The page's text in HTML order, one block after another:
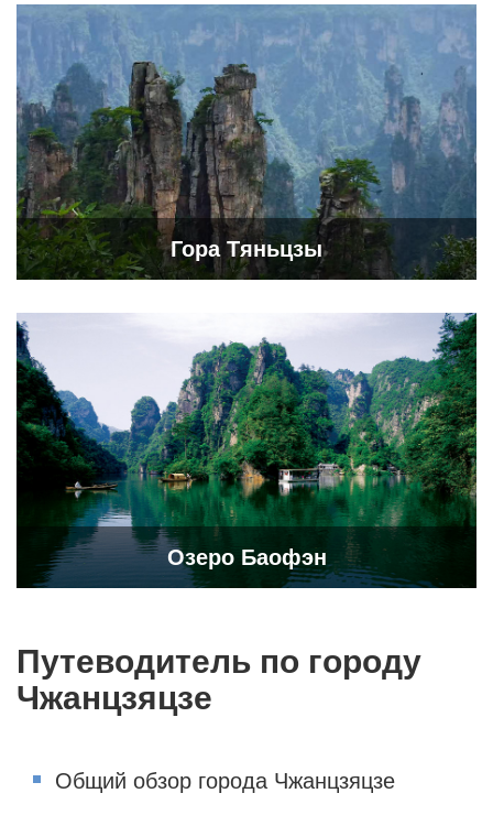
Гора Тяньцзы
Озеро Баофэн
Путеводитель по городу
Чжанцзяцзе
Общий обзор города Чжанцзяцзе